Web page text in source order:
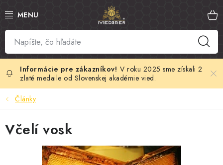
na
SLOVENSKÝ MED
MANUKA MED
VČELÍ PEĽ
MATERSKÁ KAŠIČKA
V roku 2025 sme získali 2
zlaté medaile od Slovenskej akadémie vied.
Články
Včelí vosk